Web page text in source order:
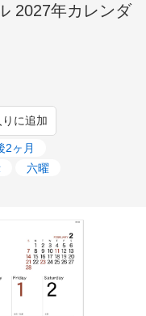
2027年カレンダ
に追加
2ヶ月
六曜